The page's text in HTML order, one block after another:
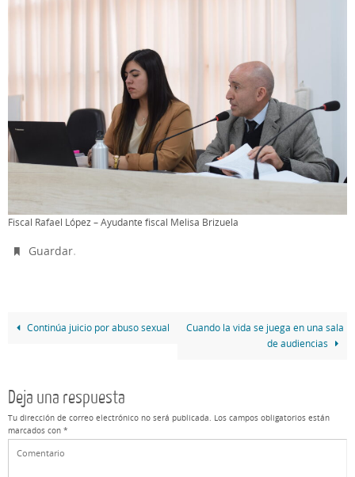
Fiscal Rafael López – Ayudante fiscal Melisa Brizuela
Guardar.
Continúa juicio por abuso sexual
Cuando la vida se juega en una sala
de audiencias
Deja una respuesta
Tu dirección de correo electrónico no será publicada. Los campos obligatorios están
marcados con *